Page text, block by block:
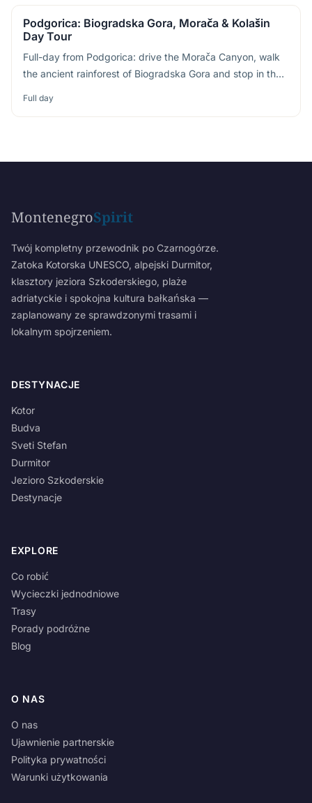
Podgorica: Biogradska Gora, Morača & Kolašin
Day Tour
Full-day from Podgorica: drive the Morača Canyon, walk
the ancient rainforest of Biogradska Gora and stop in the
Full day
MontenegroSpirit
Twój kompletny przewodnik po Czarnogórze.
Zatoka Kotorska UNESCO, alpejski Durmitor,
klasztory jeziora Szkoderskiego, plaże
adriatyckie i spokojna kultura bałkańska —
zaplanowany ze sprawdzonymi trasami i
lokalnym spojrzeniem.
DESTYNACJE
Kotor
Budva
Sveti Stefan
Durmitor
Jezioro Szkoderskie
Destynacje
EXPLORE
Co robić
Wycieczki jednodniowe
Trasy
Porady podróżne
Blog
O NAS
O nas
Ujawnienie partnerskie
Polityka prywatności
Warunki użytkowania